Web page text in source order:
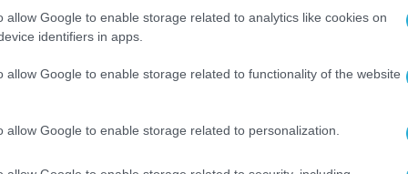
allow Google to enable storage related to analytics like cookies on
identifiers in apps.
allow Google to enable storage related to functionality of the website
allow Google to enable storage related to personalization.
τεχνητής νοημοσύνης είναι ζωτικής σημασίας
την κατασκευή απλών αναφορών είτε για την
για την απάντηση κρίσιμων επιχειρηματικών
Αντιπρόεδρος και Διευθύνων Σύμβουλος
το SAS Viya διαθέσιμο σε όλα τα